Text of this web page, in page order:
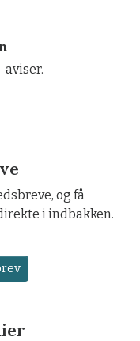
aviser.
og få
i indbakken.